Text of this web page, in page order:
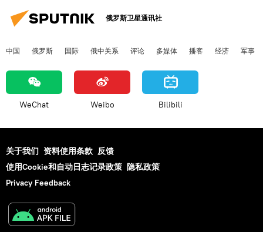
俄罗斯卫星通讯社
中国 俄罗斯 国际 俄中关系 评论 多媒体 播客 经济 军事
WeChat Weibo Bilibili
关于我们 资料使用条款 反馈
使用Cookie和自动日志记录政策 隐私政策
Privacy Feedback